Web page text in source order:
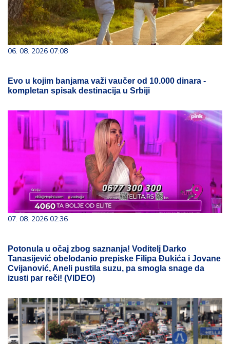
06. 08. 2026 07:08
Evo u kojim banjama važi vaučer od 10.000 dinara -
kompletan spisak destinacija u Srbiji
07. 08. 2026 02:36
Potonula u očaj zbog saznanja! Voditelj Darko
Tanasijević obelodanio prepiske Filipa Đukića i Jovane
Cvijanović, Aneli pustila suzu, pa smogla snage da
izusti par reči! (VIDEO)